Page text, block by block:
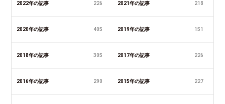
2022年の記事 226 2021年の記事 218
2020年の記事 405 2019年の記事 151
2018年の記事 305 2017年の記事 226
2016年の記事 290 2015年の記事 227